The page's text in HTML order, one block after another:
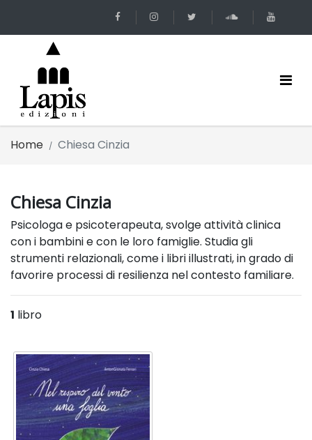
Home Chiesa Cinzia
Chiesa Cinzia
Psicologa e psicoterapeuta, svolge attività clinica
con i bambini e con le loro famiglie. Studia gli
strumenti relazionali, come i libri illustrati, in grado di
favorire processi di resilienza nel contesto familiare.
1 libro